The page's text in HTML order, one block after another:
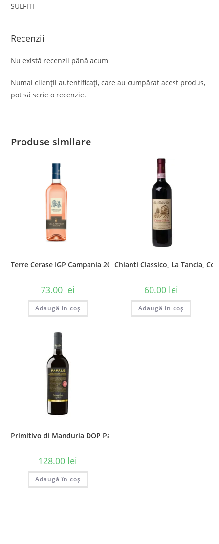
SULFITI
Recenzii
Nu există recenzii până acum.
Numai clienții autentificați, care au cumpărat acest produs,
pot să scrie o recenzie.
Produse similare
Terre Cerase IGP Campania 2017 Villa Matilde, 0.75L
73.00 lei
Adaugă în coș
Chianti Classico, La Tancia,
60.00 lei
Adaugă în coș
Primitivo di Manduria DOP Papale Linea Oro, 0.75l
128.00 lei
Adaugă în coș